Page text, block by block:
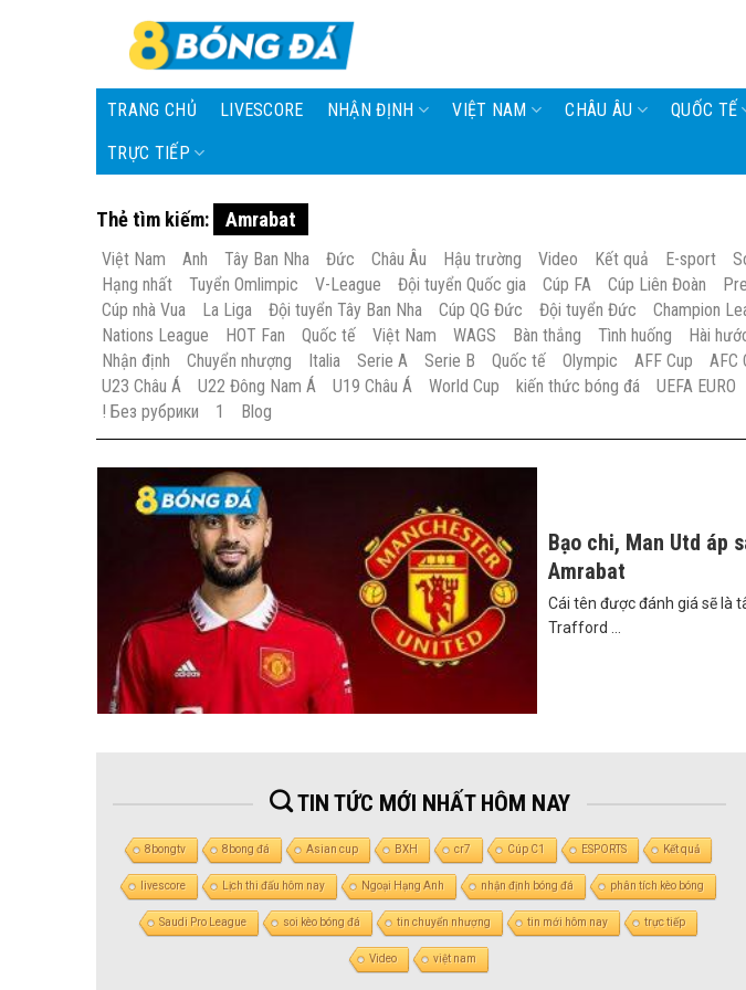
content
TRANG CHỦ
LIVESCORE NHẬN ĐỊNH VIỆT NAM CHÂU ÂU QUỐC TẾ
TRỰC TIẾP
Thẻ tìm kiếm: Amrabat
Việt Nam Anh Tây Ban Nha Đức Châu Âu Hậu trường Video Kết quả E-sport
Hạng nhất
Tuyển Omlimpic V-League Đội tuyển Quốc gia Cúp FA Cúp Liên Đoàn
Cúp nhà Vua
La Liga Đội tuyển Tây Ban Nha Cúp QG Đức Đội tuyển Đức Champion
Nations League
HOT Fan Quốc tế Việt Nam WAGS Bàn thắng Tình huống Hài
Nhận định
Chuyển nhượng Italia Serie A Serie B Quốc tế Olympic AFF Cup AFC
U23 Châu Á
U22 Đông Nam Á U19 Châu Á World Cup kiến thức bóng đá UEFA EURO
! Без рубрики
1 Blog
Bạo chi, Man Utd áp
Amrabat
Cái tên được đánh giá sẽ là
Trafford ...
TIN TỨC MỚI NHẤT HÔM NAY
8bongtv 8bong đá Asian cup BXH cr7 Cúp C1 ESPORTS Kết quả
livescore Lịch thi đấu hôm nay Ngoại Hạng Anh nhận định bóng đá phân tích kèo bóng
Saudi Pro League soi kèo bóng đá tin chuyển nhượng tin mới hôm nay trực tiếp
Video việt nam